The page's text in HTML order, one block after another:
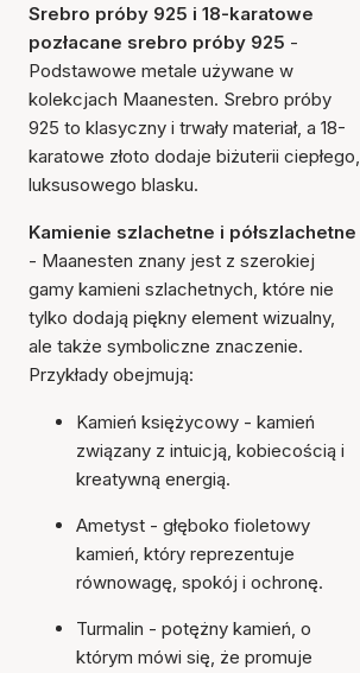
Srebro próby 925 i 18-karatowe
pozłacane srebro próby 925 -
Podstawowe metale używane w
kolekcjach Maanesten. Srebro próby
925 to klasyczny i trwały materiał, a 18-
karatowe złoto dodaje biżuterii ciepłego,
luksusowego blasku.
Kamienie szlachetne i półszlachetne
- Maanesten znany jest z szerokiej
gamy kamieni szlachetnych, które nie
tylko dodają piękny element wizualny,
ale także symboliczne znaczenie.
Przykłady obejmują:
Kamień księżycowy - kamień
związany z intuicją, kobiecością i
kreatywną energią.
Ametyst - głęboko fioletowy
kamień, który reprezentuje
równowagę, spokój i ochronę.
Turmalin - potężny kamień, o
którym mówi się, że promuje